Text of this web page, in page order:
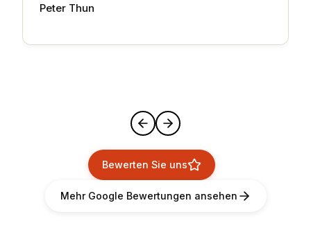
Peter Thun
Bewerten Sie uns
Mehr Google Bewertungen ansehen